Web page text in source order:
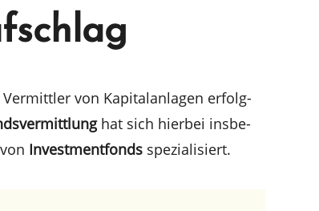
von Kapital­an­la­gen erfolg­
hat sich hierbei insbe­
Invest­ment­fonds spezialisiert.